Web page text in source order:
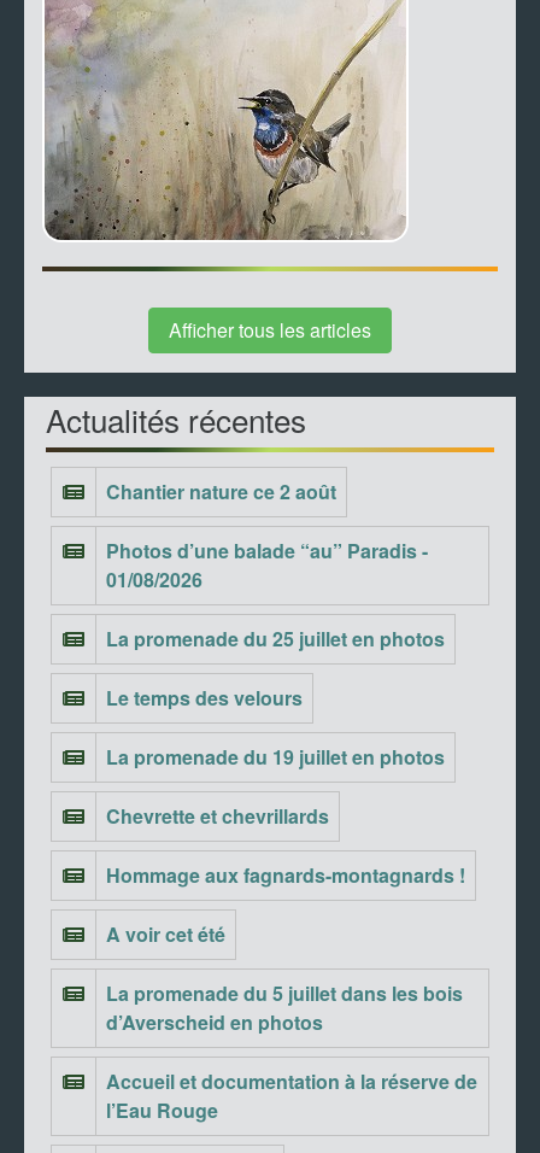
Afficher tous les articles
Actualités récentes
Chantier nature ce 2 août
Photos d’une balade “au” Paradis -
01/08/2026
La promenade du 25 juillet en photos
Le temps des velours
La promenade du 19 juillet en photos
Chevrette et chevrillards
Hommage aux fagnards-montagnards !
A voir cet été
La promenade du 5 juillet dans les bois
d’Averscheid en photos
Accueil et documentation à la réserve de
l’Eau Rouge